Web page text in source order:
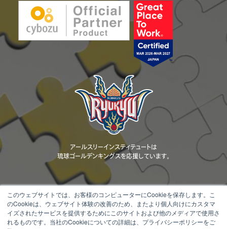
このウェブサイトでは、お客様のコンピューターにCookieを保存します。こ
のCookieは、ウェブサイト体験の改善のため、またより個人向けにカスタマ
イズされたサービスを提供するためにこのサイトおよび他のメディアで使用さ
れるものです。当社のCookieについての詳細は、プライバシーポリシーをご
アールスリーインスティテュートは
琉球ゴールデンキングスを応援しています。
当ウェブサイトに掲載されているコンテンツ（文章、画像、動画、ロゴ、デザ
イン等）の著作権は、当社または正当な権利者に帰属します。 無断転載・
複製・改変・配布等を固く禁じます。